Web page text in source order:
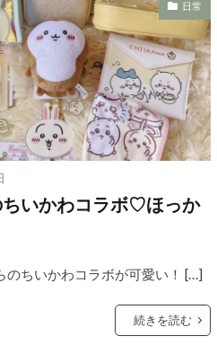
日常
ちいかわコラボ♡ほっか
のちいかわコラボが可愛い！ […]
続きを読む